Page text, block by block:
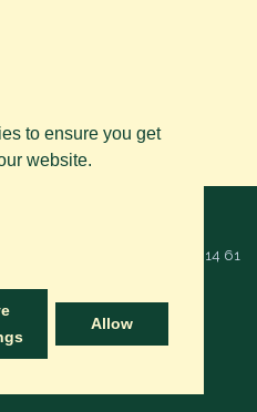
Bel ons op
+32 (0)14 61
to ensure you get
website.
Allow